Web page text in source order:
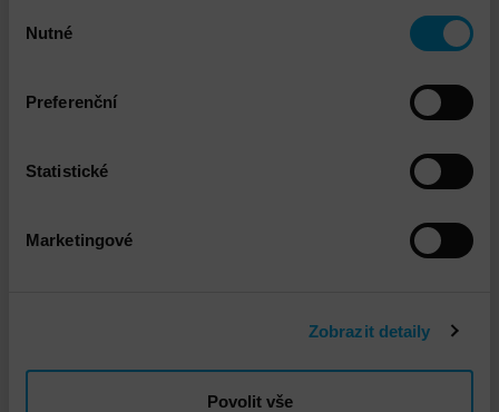
souhlasu
Nutné
Preferenční
Statistické
Marketingové
Zobrazit detaily
Povolit vše
DNS - Penetrační testování interní a externí
infrastruktury